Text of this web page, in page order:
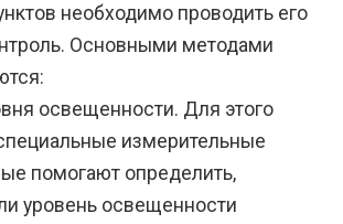
необходимо проводить его
Основными методами
освещенности. Для этого
измерительные
помогают определить,
уровень освещенности